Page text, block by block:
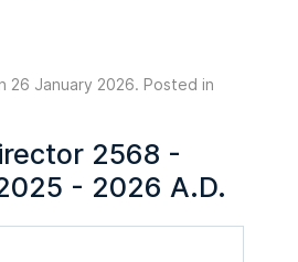
26 January 2026. Posted in
2568 -
- 2026 A.D.